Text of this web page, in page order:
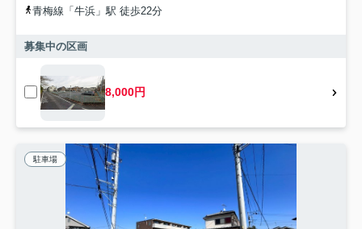
青梅線「牛浜」駅 徒歩22分
募集中の区画
8,000円
駐車場